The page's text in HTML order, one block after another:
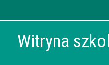
Witryna